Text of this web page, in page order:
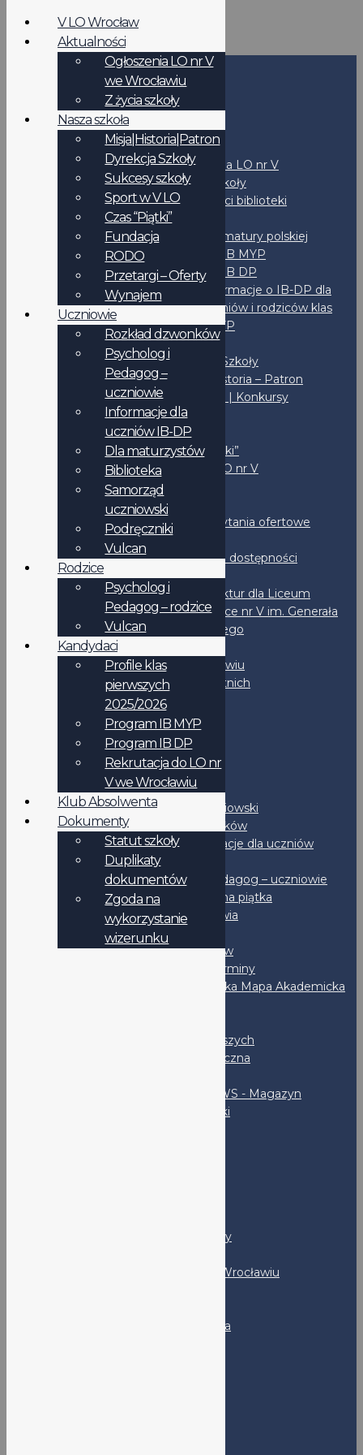
Szkoła
Aktualności
Ogłoszenia LO nr V
Z życia szkoły
Aktualności biblioteki
Programy
Program matury polskiej
Program IB MYP
Program IB DP
Informacje o IB-DP dla
uczniów i rodziców klas
2MYP
Liceum
Dyrekcja Szkoły
Misja – Historia – Patron
Inicjatywy | Konkursy
Biblioteka
Fundacja
Czas “Piątki”
Sport w LO nr V
IBO
Wynajem
Przetargi | Zapytania ofertowe
BIP
Deklaracja dostępności
Rejestry
Wystawianie faktur dla Liceum
Ogólnokształcące nr V im. Generała
Jakuba Jasińskiego
Dokumenty
STATUT LO nr V we Wrocławiu
Standardy Ochrony Małoletnich
Regulaminy
IB-DP
Podanie - wzór
Duplikaty dokumentów
RODO
Uczniowie
Samorząd uczniowski
Rozkład dzwonków
IB-DP - Informacje dla uczniów
Podręczniki
Psycholog i Pedagog – uczniowie
Bezpieczna piątka
Promocja zdrowia
Stypendia
Dla maturzystów
Ważne terminy
Wrocławska Mapa Akademicka
Liga Klas Pierwszych
Liga Matematyczna
LO V NEWS - Magazyn
uczniowski
LO nr V - Prezentacja szkoły
Rekrutacja do LO nr V we Wrocławiu
Klub Absolwenta
V LO Wrocław
Aktualności
Ogłoszenia LO nr V
we Wrocławiu
Z życia szkoły
Nasza szkoła
Misja|Historia|Patron
Dyrekcja Szkoły
Sukcesy szkoły
Sport w V LO
Czas “Piątki”
Fundacja
RODO
Przetargi – Oferty
Wynajem
Uczniowie
Rozkład dzwonków
Psycholog i
Pedagog –
uczniowie
Informacje dla
uczniów IB-DP
Dla maturzystów
Biblioteka
Samorząd
uczniowski
Podręczniki
Vulcan
Rodzice
Psycholog i
Pedagog – rodzice
Vulcan
Kandydaci
Profile klas
pierwszych
2025/2026
Program IB MYP
Program IB DP
Rekrutacja do LO nr
V we Wrocławiu
Klub Absolwenta
Dokumenty
Statut szkoły
Duplikaty
dokumentów
Zgoda na
wykorzystanie
wizerunku